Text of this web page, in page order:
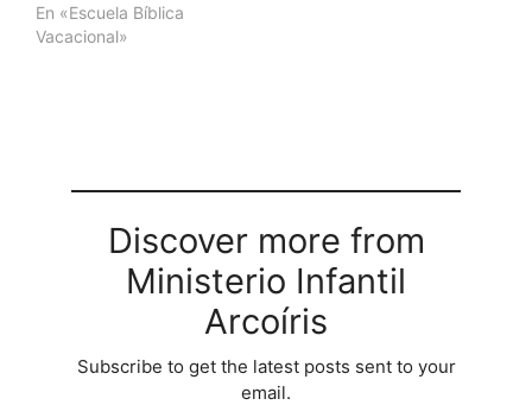
En «Escuela Bíblica
Vacacional»
Discover more from
Ministerio Infantil
Arcoíris
Subscribe to get the latest posts sent to your
email.